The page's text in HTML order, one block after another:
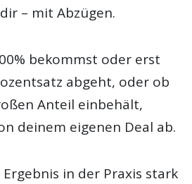
– mit Abzügen.
bekommst oder erst
abgeht, oder ob
Anteil einbehält,
deinem eigenen Deal ab.
in der Praxis stark